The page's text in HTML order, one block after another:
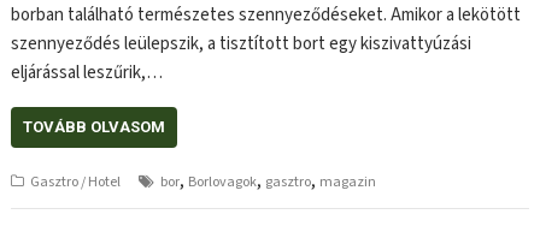
borban található természetes szennyeződéseket. Amikor a lekötött
szennyeződés leülepszik, a tisztított bort egy kiszivattyúzási
eljárással leszűrik,…
TOVÁBB OLVASOM
Gasztro / Hotel bor, Borlovagok, gasztro, magazin